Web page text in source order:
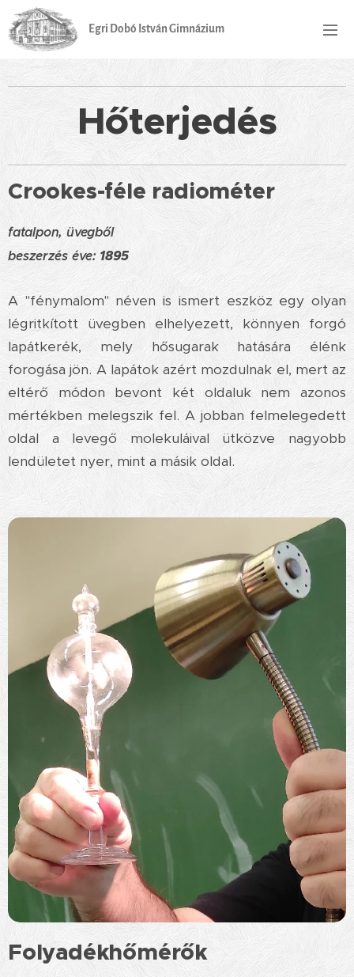
Egri Dobó István Gimnázium
Hőterjedés
Crookes-féle radiométer
fatalpon, üvegből
beszerzés éve: 1895
A "fénymalom" néven is ismert eszköz egy olyan
légritkított üvegben elhelyezett, könnyen forgó
lapátkerék, mely hősugarak hatására élénk
forogása jön. A lapátok azért mozdulnak el, mert az
eltérő módon bevont két oldaluk nem azonos
mértékben melegszik fel. A jobban felmelegedett
oldal a levegő molekuláival ütközve nagyobb
lendületet nyer, mint a másik oldal.
Folyadékhőmérők